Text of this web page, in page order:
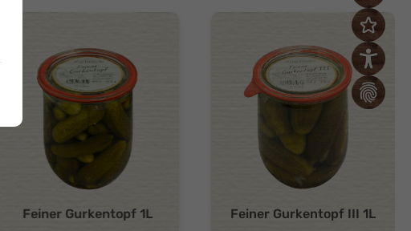
Feiner Gurkentopf 1L Feiner Gurkentopf III 1L